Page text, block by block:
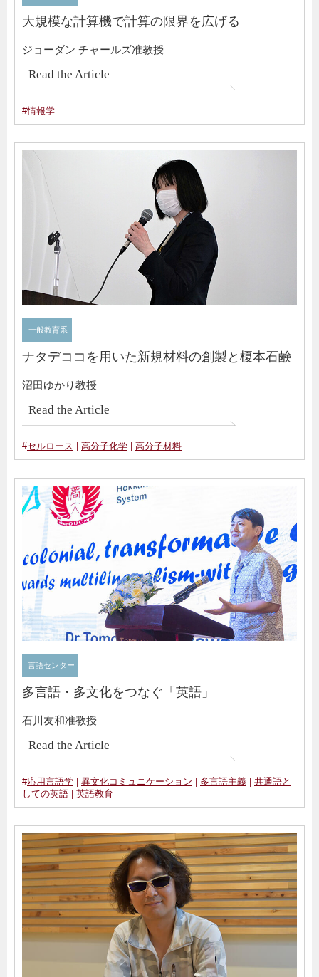
大規模な計算機で計算の限界を広げる
ジョーダン チャールズ准教授
Read the Article
#情報学
一般教育系
ナタデココを用いた新規材料の創製と榎本石鹸
沼田ゆかり教授
Read the Article
#セルロース 高分子化学 高分子材料
言語センター
多言語・多文化をつなぐ「英語」
石川友和准教授
Read the Article
#応用言語学 異文化コミュニケーション 多言語主義
共通語と
しての英語
英語教育